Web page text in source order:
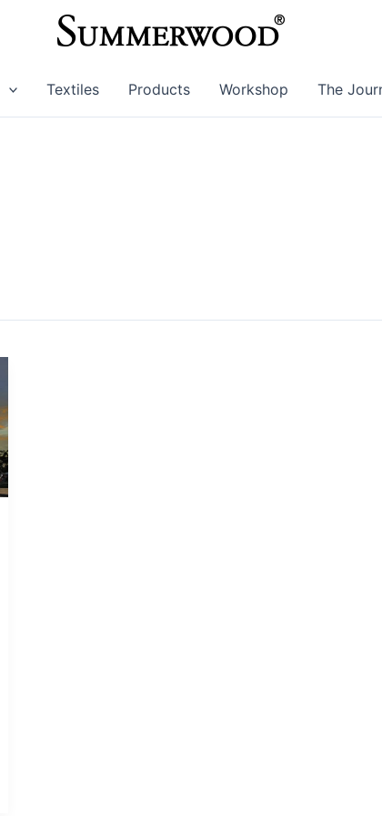
Textiles Products Workshop The